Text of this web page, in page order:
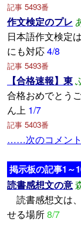
記事 5493番
作文検定のプレ
日本語作文検定
にも対応4/8
記事 5493番
【合格速報】東
合格おめでとう
ん上 1/7
記事 5403番
……次のコメント
掲示板の記事1～
読書感想文の意
読書感想文は
せる場所8/7